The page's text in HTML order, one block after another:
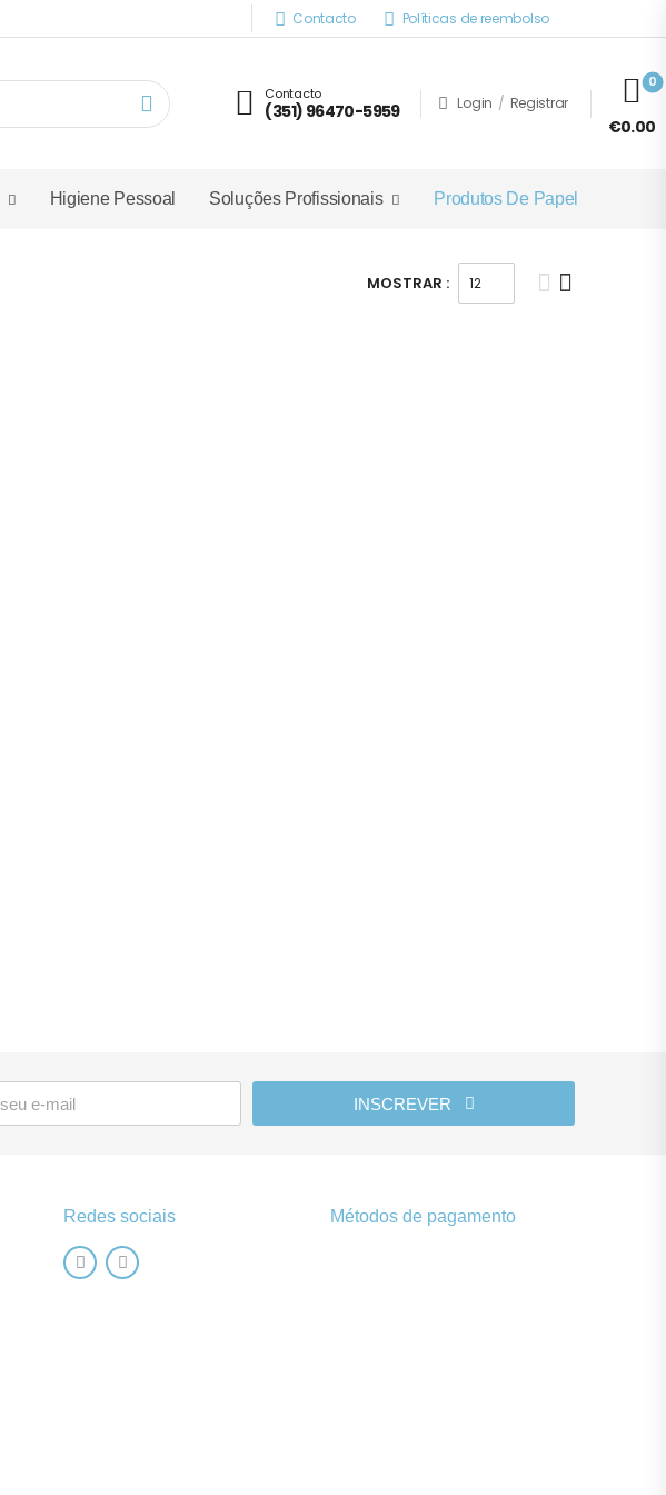
Contacto Políticas de reembolso
Contacto
(351) 96470-5959 Login / Registrar
€0.00
0
Higiene Pessoal Soluções Profissionais Produtos De Papel
MOSTRAR :
INSCREVER
Redes sociais Métodos de pagamento